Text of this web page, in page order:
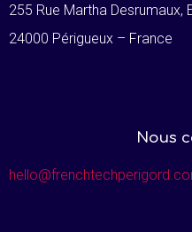
255 Rue Martha Desrumaux,
24000 Périgueux – France
Nous